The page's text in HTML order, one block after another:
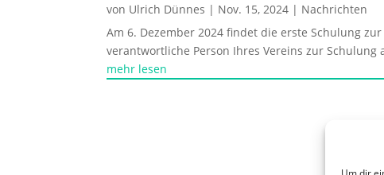
von Ulrich Dünnes | Nov. 15, 2024 | Nachrichten
Am 6. Dezember 2024 findet die erste Schulung
verantwortliche Person Ihres Vereins zur Schulung
mehr lesen